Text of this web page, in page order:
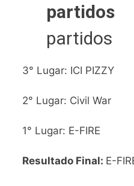
partidos
partidos
3° Lugar: ICI PIZZY
2° Lugar: Civil War
1° Lugar: E-FIRE
Resultado Final: E-